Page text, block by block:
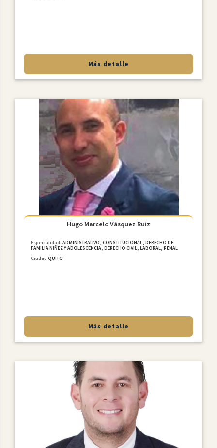
Más detalle
Hugo Marcelo Vásquez Ruiz
Especialidad:ADMINISTRATIVO, CONSTITUCIONAL, DERECHO DE
FAMILIA NIÑEZ Y ADOLESCENCIA, DERECHO CIVIL, LABORAL, PENAL
Ciudad QUITO
Más detalle